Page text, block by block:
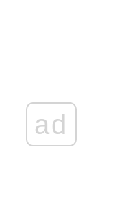
ad